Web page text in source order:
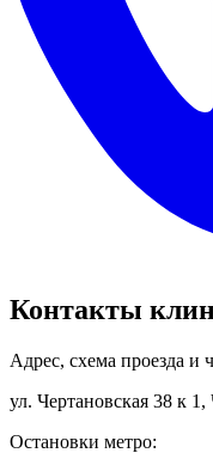
Контакты
Адрес, схема проезда и
ул. Чертановская 38 к
Остановки метро: